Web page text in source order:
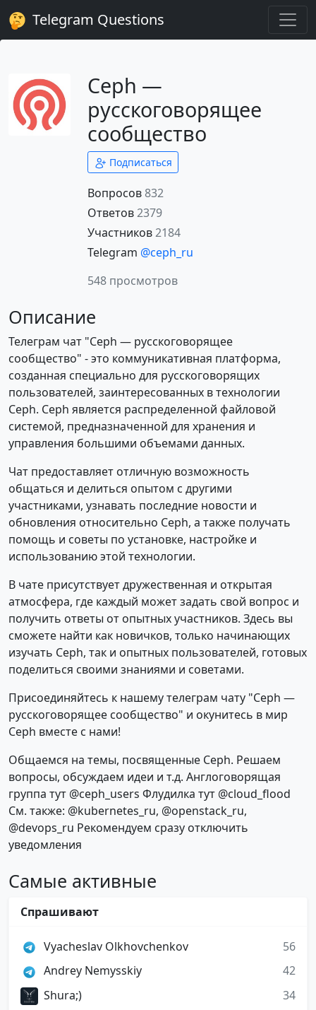
Telegram Questions
Ceph —
русскоговорящее
сообщество
Подписаться
Вопросов832
Ответов2379
Участников2184
Telegram @ceph_ru
548 просмотров
Описание
Телеграм чат "Ceph — русскоговорящее
сообщество" - это коммуникативная платформа,
созданная специально для русскоговорящих
пользователей, заинтересованных в технологии
Ceph. Ceph является распределенной файловой
системой, предназначенной для хранения и
управления большими объемами данных.
Чат предоставляет отличную возможность
общаться и делиться опытом с другими
участниками, узнавать последние новости и
обновления относительно Ceph, а также получать
помощь и советы по установке, настройке и
использованию этой технологии.
В чате присутствует дружественная и открытая
атмосфера, где каждый может задать свой вопрос и
получить ответы от опытных участников. Здесь вы
сможете найти как новичков, только начинающих
изучать Ceph, так и опытных пользователей, готовых
поделиться своими знаниями и советами.
Присоединяйтесь к нашему телеграм чату "Ceph —
русскоговорящее сообщество" и окунитесь в мир
Ceph вместе с нами!
Общаемся на темы, посвященные Ceph. Решаем
вопросы, обсуждаем идеи и т.д. Англоговорящая
группа тут @ceph_users Флудилка тут @cloud_flood
См. также: @kubernetes_ru, @openstack_ru,
@devops_ru Рекомендуем сразу отключить
уведомления
Самые активные
Спрашивают
Vyacheslav Olkhovchenkov
56
Andrey Nemysskiy
42
Shura;)
34